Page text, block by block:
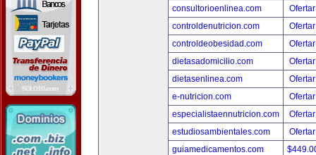
consultorioenlinea.com
controldenutricion.com
controldeobesidad.com
dietasadomicilio.com
dietasenlinea.com
e-nutricion.com
especialistaennutricion.com
estudiosambientales.com
guiamedicamentos.com